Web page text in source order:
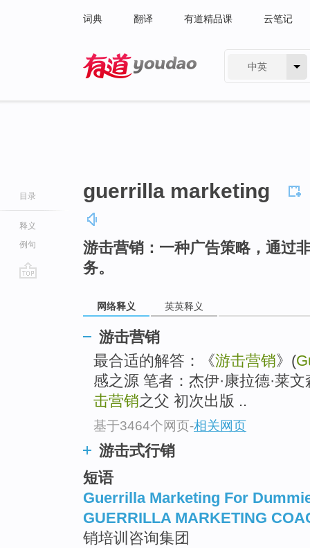
词典 翻译 有道精品课 云笔记
中英
目录
释义
例句
guerrilla marketing
游击营销：一种广告策略，通过
务。
网络释义 英英释义
游击营销
最合适的解答：《游击营销》(
感之源 笔者：杰伊·康拉德·莱
击营销之父 初次出版 ..
基于3464个网页-相关网页
游击式行销
短语
Guerrilla Marketing For
GUERRILLA MARKETING
销培训咨询集团